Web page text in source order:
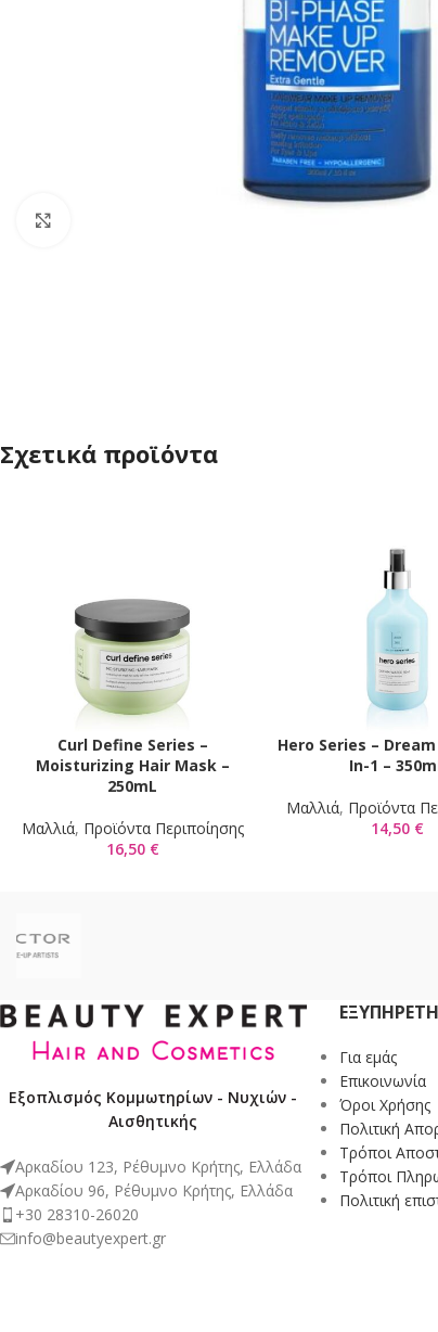
Σχετικά προϊόντα
ΠΡΟΣΘΉΚΗ ΣΤΟ ΚΑΛΆΘΙ
Curl Define Series –
Moisturizing Hair Mask –
250mL
Μαλλιά, Προϊόντα Περιποίησης
16,50 €
ΠΡΟΣΘΉΚΗ ΣΤΟ
Hero Series –
In-1 –
Μαλλιά, Προϊόντα
14,50 €
Εξοπλισμός Κομμωτηρίων - Νυχιών -
Αισθητικής
Αρκαδίου 123, Ρέθυμνο Κρήτης, Ελλάδα
Αρκαδίου 96, Ρέθυμνο Κρήτης, Ελλάδα
+30 28310-26020
info@beautyexpert.gr
Για εμάς
Επικοινωνία
Όροι Χρήσης
Πολιτική
Τρόποι
Τρόποι
Πολιτική